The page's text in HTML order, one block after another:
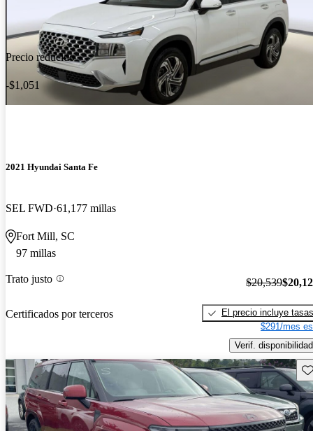
Precio reducido
-$1,051
2021 Hyundai Santa Fe
SEL FWD 61,177 millas
Fort Mill, SC
97 millas
Trato justo
Certificados por terceros
$20,539
El precio incluye tasas
$291/mes
Verif. disponibilidad